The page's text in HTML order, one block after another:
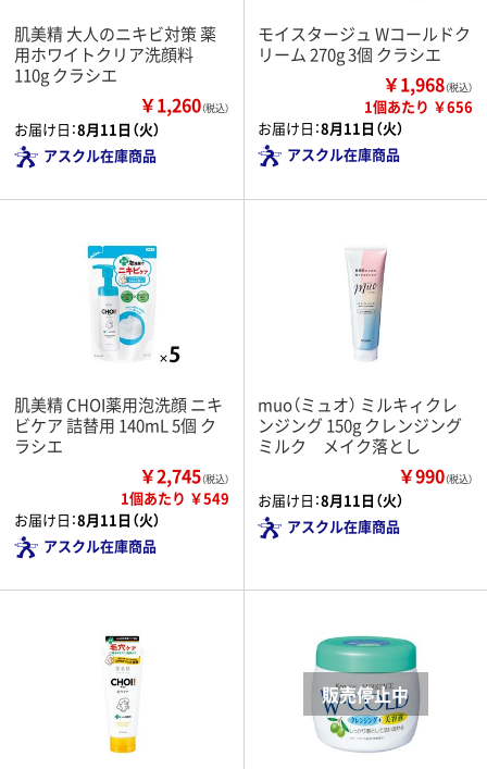
肌美精 大人のニキビ対策 薬
用ホワイトクリア洗顔料
110g クラシエ
￥1,260（税込）
お届け日：8月11日（火）
アスクル在庫商品
モイスタージュ Wコールドク
リーム 270g 3個 クラシエ
￥1,968（税込）
1個あたり ￥656
お届け日：8月11日（火）
アスクル在庫商品
肌美精 CHOI薬用泡洗顔 ニキ
ビケア 詰替用 140mL 5個 ク
ラシエ
￥2,745（税込）
1個あたり ￥549
お届け日：8月11日（火）
アスクル在庫商品
muo（ミュオ） ミルキィクレ
ンジング 150g クレンジング
ミルク メイク落とし
￥990（税込）
お届け日：8月11日（火）
アスクル在庫商品